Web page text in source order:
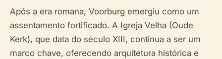
Após a era romana, Voorburg emergiu como um
assentamento fortificado. A Igreja Velha (Oude
Kerk), que data do século XIII, continua a ser um
marco chave, oferecendo arquitetura histórica e